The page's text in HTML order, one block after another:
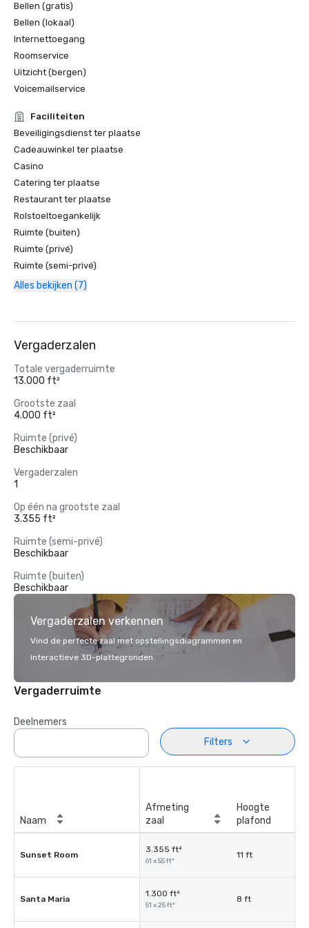
Bellen (gratis)
Bellen (lokaal)
Internettoegang
Roomservice
Uitzicht (bergen)
Voicemailservice
Faciliteiten
Beveiligingsdienst ter plaatse
Cadeauwinkel ter plaatse
Casino
Catering ter plaatse
Restaurant ter plaatse
Rolstoeltoegankelijk
Ruimte (buiten)
Ruimte (privé)
Ruimte (semi-privé)
Alles bekijken (7)
Vergaderzalen
Totale vergaderruimte
13.000 ft²
Grootste zaal
4.000 ft²
Ruimte (privé)
Beschikbaar
Vergaderzalen
1
Op één na grootste zaal
3.355 ft²
Ruimte (semi-privé)
Beschikbaar
Ruimte (buiten)
Beschikbaar
Vergaderzalen verkennen
Vind de perfecte zaal met opstellingsdiagrammen en
interactieve 3D-plattegronden.
Vergaderruimte
Deelnemers
Filters
Naam
Afmeting
zaal
Hoogte
plafond
Sunset Room
3.355 ft²
61 x 55 ft²
11 ft
Santa Maria
1.300 ft²
51 x 25 ft²
8 ft